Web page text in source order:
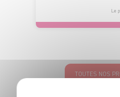
Le
TOUTES NOS